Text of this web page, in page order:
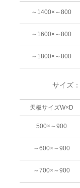
～1400×～800
～1600×～800
～1800×～800
サイズ：
天板サイズW×D
500×～900
～600×～900
～700×～900